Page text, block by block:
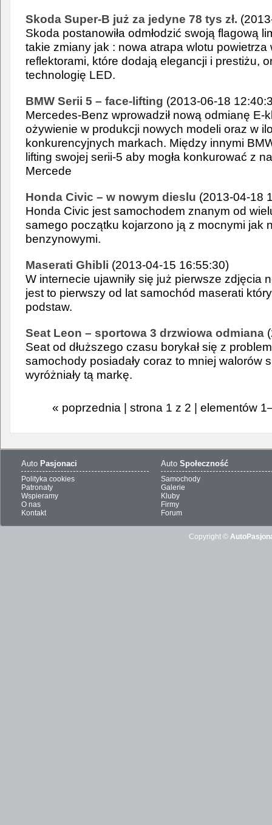
Skoda Super-B już za jedyne 78 tys zł.
Skoda postanowiła odmłodzić swoją flagową
takie zmiany jak : nowa atrapa wlotu powietrza
reflektorami, które dodają elegancji i prestiżu,
technologię LED.
BMW Serii 5 – face-lifting (2013-06-18
Mercedes-Benz wprowadził nową odmianę E-
ożywienie w produkcji nowych modeli oraz w
konkurencyjnych markach. Między innymi
lifting swojej serii-5 aby mogła konkurować z
Mercede
Honda Civic – w nowym dieslu (2013-04-18
Honda Civic jest samochodem znanym od
samego początku kojarzono ją z mocnymi jak
benzynowymi.
Maserati Ghibli (2013-04-15 16:55:30)
W internecie ujawniły się już pierwsze zdjęcia
jest to pierwszy od lat samochód maserati
podstaw.
Seat Leon – sportowa 3 drzwiowa odmiana
Seat od dłuższego czasu borykał się z
samochody posiadały coraz to mniej walorów
wyróżniały tą markę.
« poprzednia | strona 1 z 2 | elementów
Auto Pasjonaci
Polityka cookies
Patronaty
Wspieramy
O nas
Kontakt
Auto Społeczność
Samochody
Galerie
Kluby
Firmy
Forum
Copyright ©